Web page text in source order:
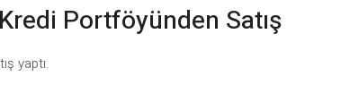
Portföyünden Satış
yaptı.